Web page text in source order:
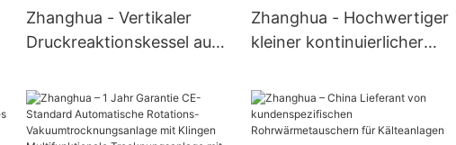
biologischer
Fermentationstank
Effizienz
Zhanghua - Vertikaler
Druckreaktionskessel aus
Reaktor für Ozon
Zhanghua - Hochwertiger
kleiner kontinuierlicher
Mantel für
Laborreaktionskessel